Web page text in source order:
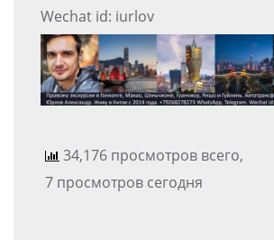
Wechat id: iurlov
34,176 просмотров всего,
7 просмотров сегодня